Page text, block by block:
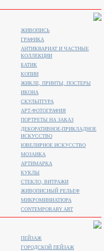
ЖИВОПИСЬ
ГРАФИКА
АНТИКВАРИАТ И ЧАСТНЫЕ
КОЛЛЕКЦИИ
БАТИК
КОПИИ
ЖИКЛЕ, ПРИНТЫ, ПОСТЕРЫ
ИКОНА
СКУЛЬПТУРА
АРТ-ФОТОГРАФИЯ
ПОРТРЕТЫ НА ЗАКАЗ
ДЕКОРАТИВНОЕ-ПРИКЛАДНОЕ
ИСКУССТВО
ЮВЕЛИРНОЕ ИСКУССТВО
МОЗАИКА
АРТИМАРКА
КУКЛЫ
СТЕКЛО, ВИТРАЖИ
ЖИВОПИСНЫЙ РЕЛЬЕФ
МИКРОМИНИАТЮРА
CONTEMPORARY ART
ПЕЙЗАЖ
ГОРОДСКОЙ ПЕЙЗАЖ